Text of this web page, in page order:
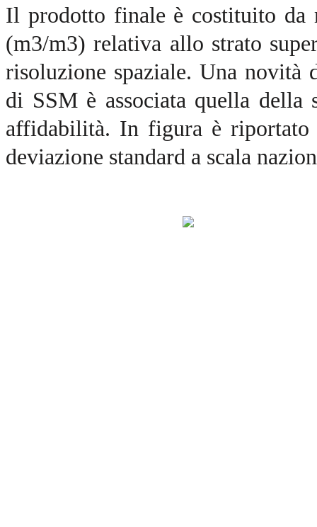
Il prodotto finale è costituito da
(m3/m3) relativa allo strato
risoluzione spaziale. Una
di SSM è associata quella della
affidabilità. In figura è riportato
deviazione standard a scala